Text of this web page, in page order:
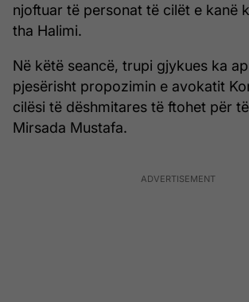
njoftuar të personat të cilët e kanë
tha Halimi.
Në këtë seancë, trupi gjykues ka
pjesërisht propozimin e avokatit
cilësi të dëshmitares të ftohet për
Mirsada Mustafa.